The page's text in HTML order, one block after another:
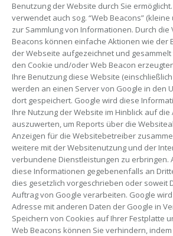
Benutzung der Website durch Sie
verwendet auch sog. “Web Beacons”
zur Sammlung von Informationen. Durch die
Beacons können einfache Aktionen wie der
der Webseite aufgezeichnet und
den Cookie und/oder Web Beacon
Ihre Benutzung diese Website
werden an einen Server von Google in den
dort gespeichert. Google wird diese
Ihre Nutzung der Website im Hinblick auf die
auszuwerten, um Reports über die
Anzeigen für die Websitebetreiber
weitere mit der Websitenutzung und der
verbundene Dienstleistungen zu erbringen.
diese Informationen gegebenenfalls an
dies gesetzlich vorgeschrieben oder soweit
Auftrag von Google verarbeiten. Google wird
Adresse mit anderen Daten der Google in
Speichern von Cookies auf Ihrer Festplatte
Web Beacons können Sie verhindern,